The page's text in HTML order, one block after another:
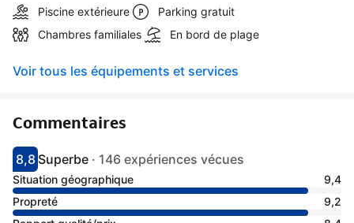
Piscine extérieure
Parking gratuit
Chambres familiales
En bord de plage
Voir tous les équipements et services
Commentaires
Avec une note de 8.8
8,8
superbeSuperbe · 146 expériences vécues
Situation géographique
9,4
Propreté
9,2